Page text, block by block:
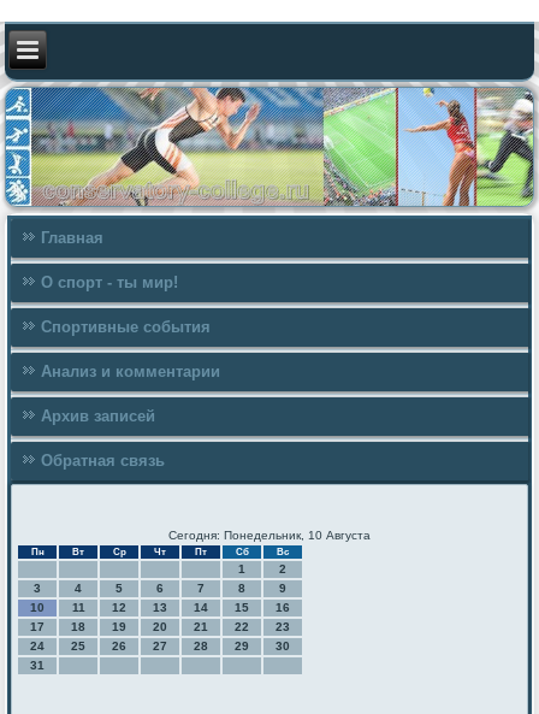
Главная
О спорт - ты мир!
Спортивные события
Анализ и комментарии
Архив записей
Обратная связь
Сегодня: Понедельник, 10 Августа
Пн Вт Ср Чт Пт Сб Вс
1
2
3
4 5 6 7 8
9
10
11 12 13 14 15
16
17
18 19 20 21 22
23
24
25 26 27 28 29
30
31